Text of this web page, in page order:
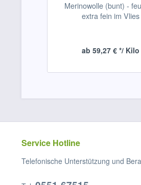
Merinowolle (bunt) -
extra fein im Vlies
ab 59,27 € */ Kilo
Service Hotline
Telefonische Unterstützung und